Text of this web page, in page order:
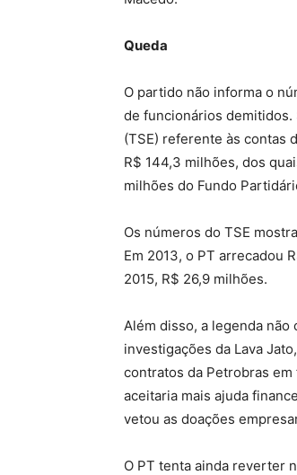
Queda
O partido não informa o
de funcionários demitidos.
(TSE) referente às contas
R$ 144,3 milhões, dos
milhões do Fundo
Os números do TSE
Em 2013, o PT arrecadou
2015, R$ 26,9 milhões.
Além disso, a legenda
investigações da Lava
contratos da Petrobras
aceitaria mais ajuda
vetou as doações
O PT tenta ainda reverter